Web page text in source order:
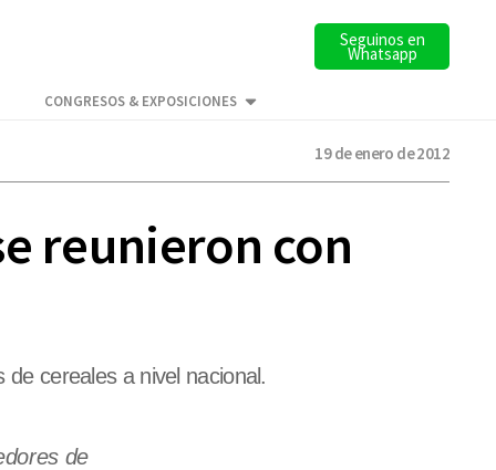
Seguinos en
Whatsapp
CONGRESOS & EXPOSICIONES
19 de enero de 2012
reunieron con
cereales a nivel nacional.
de